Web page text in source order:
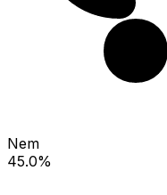
Nem
45.0%